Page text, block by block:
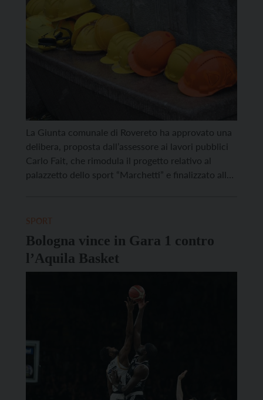
La Giunta comunale di Rovereto ha approvato una
delibera, proposta dall’assessore ai lavori pubblici
Carlo Fait, che rimodula il progetto relativo al
palazzetto dello sport “Marchetti” e finalizzato alla
Bologna vince in Gara 1 contro
l’Aquila Basket